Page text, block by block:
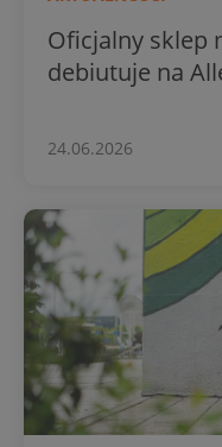
Oficjalny sklep
debiutuje na
24.06.2026